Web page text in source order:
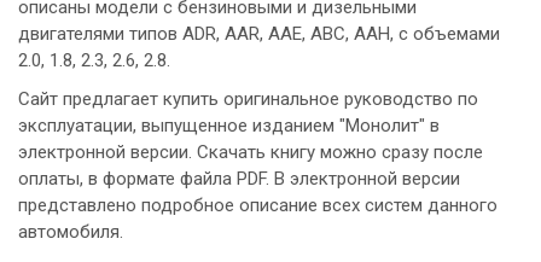
описаны модели с бензиновыми и дизельными
двигателями типов ADR, AAR, AAE, ABC, AAH, с объемами
2.0, 1.8, 2.3, 2.6, 2.8.
Сайт предлагает купить оригинальное руководство по
эксплуатации, выпущенное изданием "Монолит" в
электронной версии. Скачать книгу можно сразу после
оплаты, в формате файла PDF. В электронной версии
представлено подробное описание всех систем данного
автомобиля.